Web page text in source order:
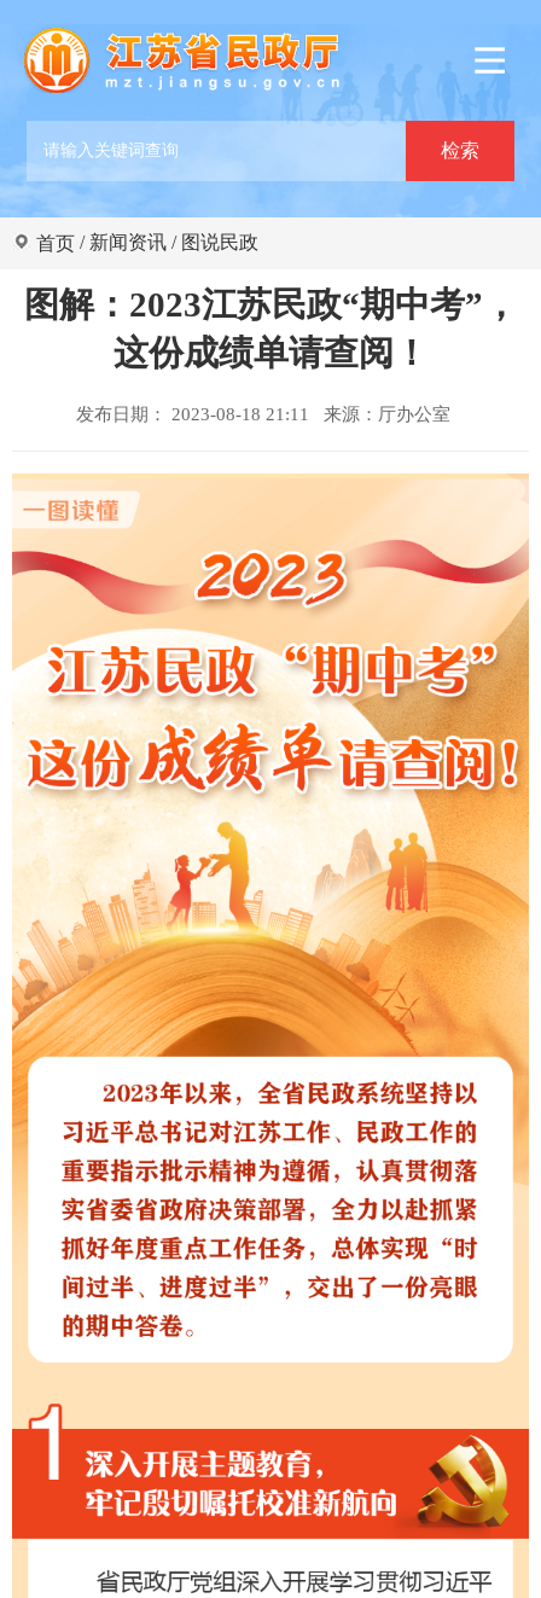
首页 / 新闻资讯 / 图说民政
图解：2023江苏民政“期中考”，
这份成绩单请查阅！
发布日期： 2023-08-18 21:11 来源： 厅办公室